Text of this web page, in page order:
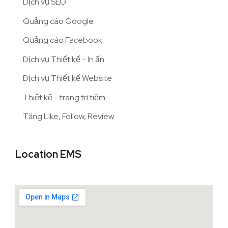
Quảng cáo Google
Quảng cáo Facebook
Dịch vụ Thiết kế - In ấn
Dịch vụ Thiết kế Website
Thiết kế - trang trí tiệm
Tăng Like, Follow, Review
Location EMS